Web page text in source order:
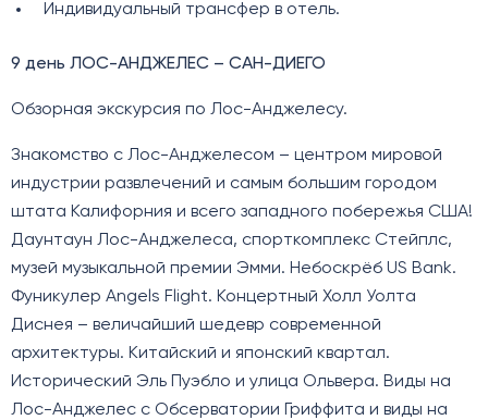
Индивидуальный трансфер в отель.
9 день ЛОС-АНДЖЕЛЕС – САН-ДИЕГО
Обзорная экскурсия по Лос-Анджелесу.
Знакомство с Лос-Анджелесом – центром мировой
индустрии развлечений и самым большим городом
штата Калифорния и всего западного побережья США!
Даунтаун Лос-Анджелеса, спорткомплекс Стейплс,
музей музыкальной премии Эмми. Небоскрёб US Bank.
Фуникулер Angels Flight. Концертный Холл Уолта
Диснея – величайший шедевр современной
архитектуры. Китайский и японский квартал.
Исторический Эль Пуэбло и улица Ольвера. Виды на
Лос-Анджелес с Обсерватории Гриффита и виды на